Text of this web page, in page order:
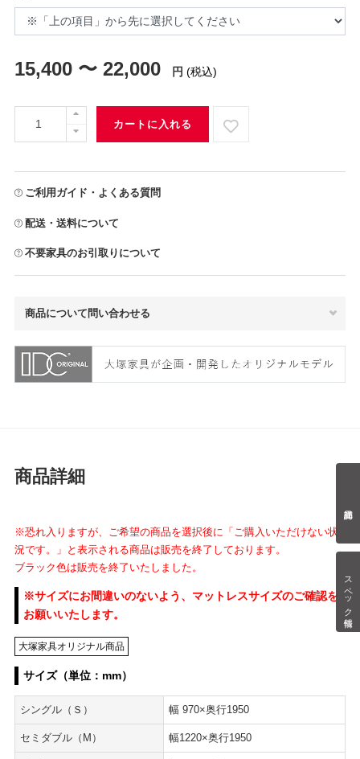
スペック情報
15,400 〜 22,000 円 (税込)
カートに入れる
ご利用ガイド・よくある質問
配送・送料について
不要家具のお引取りについて
商品について問い合わせる
商品詳細
※恐れ入りますが、ご希望の商品を選択後に「ご購入いただけない状
況です。」と表示される商品は販売を終了しております。
ブラック色は販売を終了いたしました。
※サイズにお間違いのないよう、マットレスサイズのご確認を
お願いいたします。
大塚家具オリジナル商品
サイズ（単位：mm）
シングル（Ｓ） 幅 970×奥行1950
セミダブル（M） 幅1220×奥行1950